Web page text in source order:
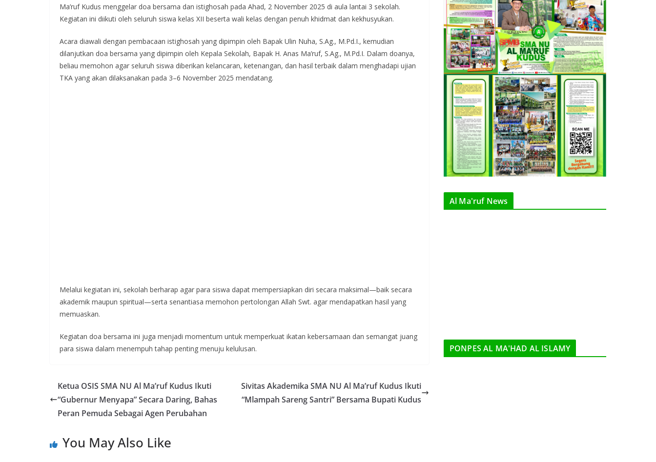
Ma’ruf Kudus menggelar doa bersama dan istighosah pada Ahad, 2 November 2025 di aula lantai 3 sekolah.
Kegiatan ini diikuti oleh seluruh siswa kelas XII beserta wali kelas dengan penuh khidmat dan kekhusyukan.
Acara diawali dengan pembacaan istighosah yang dipimpin oleh Bapak Ulin Nuha, S.Ag., M.Pd.I., kemudian
dilanjutkan doa bersama yang dipimpin oleh Kepala Sekolah, Bapak H. Anas Ma’ruf, S.Ag., M.Pd.I. Dalam doanya,
beliau memohon agar seluruh siswa diberikan kelancaran, ketenangan, dan hasil terbaik dalam menghadapi ujian
TKA yang akan dilaksanakan pada 3–6 November 2025 mendatang.
Melalui kegiatan ini, sekolah berharap agar para siswa dapat mempersiapkan diri secara maksimal—baik secara
akademik maupun spiritual—serta senantiasa memohon pertolongan Allah Swt. agar mendapatkan hasil yang
memuaskan.
Kegiatan doa bersama ini juga menjadi momentum untuk memperkuat ikatan kebersamaan dan semangat juang
para siswa dalam menempuh tahap penting menuju kelulusan.
Ketua OSIS SMA NU Al Ma’ruf Kudus Ikuti
“Gubernur Menyapa” Secara Daring, Bahas
Peran Pemuda Sebagai Agen Perubahan
Sivitas Akademika SMA NU Al Ma’ruf Kudus Ikuti
“Mlampah Sareng Santri” Bersama Bupati Kudus
You May Also Like
Al Ma'ruf News
PONPES AL MA'HAD AL ISLAMY